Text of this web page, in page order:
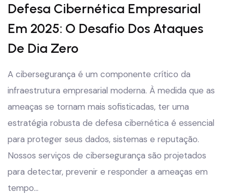
Defesa Cibernética Empresarial
Em 2025: O Desafio Dos Ataques
De Dia Zero
A cibersegurança é um componente crítico da
infraestrutura empresarial moderna. À medida que as
ameaças se tornam mais sofisticadas, ter uma
estratégia robusta de defesa cibernética é essencial
para proteger seus dados, sistemas e reputação.
Nossos serviços de cibersegurança são projetados
para detectar, prevenir e responder a ameaças em
tempo…